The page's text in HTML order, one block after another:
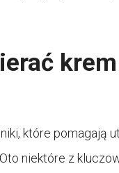
krem
które pomagają
niektóre z